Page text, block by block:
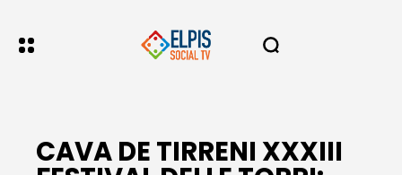
CAVA DE TIRRENI XXXIII